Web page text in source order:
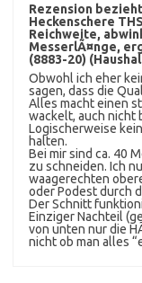
Rezension
Heckenschere
Reichweite,
MesserlÃ¤nge,
(8883-20)
Obwohl ich eher
sagen, dass die
Alles macht einen
wackelt, auch nicht
Logischerweise
halten.
Bei mir sind ca. 40
zu schneiden. Ich
waagerechten
oder Podest durch
Der Schnitt
Einziger Nachteil
von unten nur die
nicht ob man alles